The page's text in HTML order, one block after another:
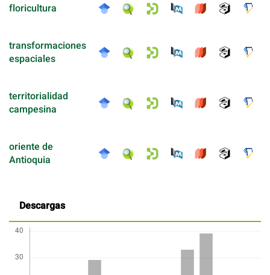
floricultura
transformaciones
espaciales
territorialidad
campesina
oriente de
Antioquia
Descargas